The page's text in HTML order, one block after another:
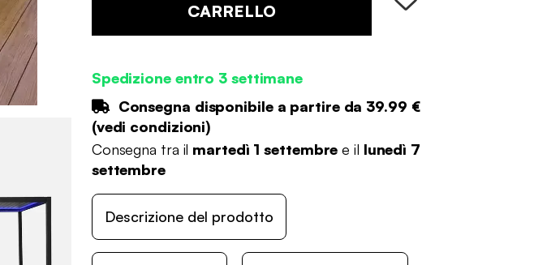
CARRELLO
Spedizione entro 3 settimane
Consegna disponibile a partire da 39.99 €
(vedi condizioni)
Consegna tra il martedì 1 settembre e il lunedì 7
settembre
Descrizione del prodotto